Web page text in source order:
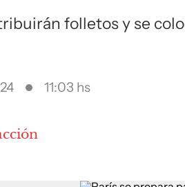
folletos y se
11:03 hs